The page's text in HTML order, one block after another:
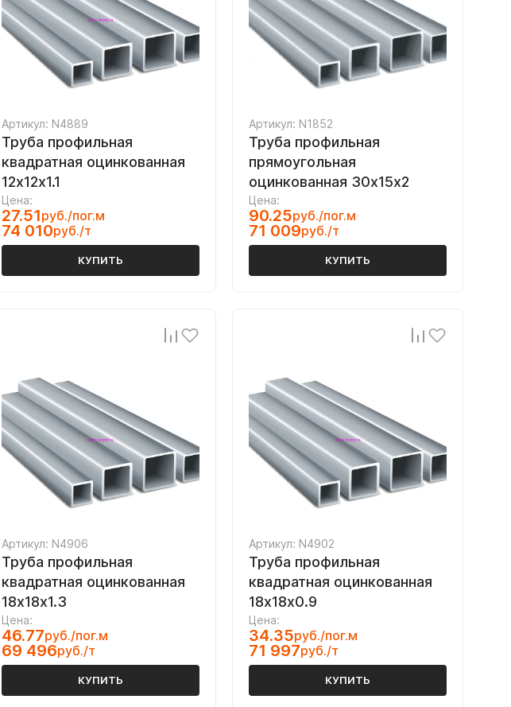
Артикул: N4889
Труба профильная
квадратная оцинкованная
12х12х1.1
Цена:
27.51руб./пог.м
74 010руб./т
КУПИТЬ
Артикул: N1852
Труба профильная
прямоугольная
оцинкованная 30х15х2
Цена:
90.25руб./пог.м
71 009руб./т
КУПИТЬ
Артикул: N4906
Труба профильная
квадратная оцинкованная
18х18х1.3
Цена:
46.77руб./пог.м
69 496руб./т
КУПИТЬ
Артикул: N4902
Труба профильная
квадратная оцинкованная
18х18х0.9
Цена:
34.35руб./пог.м
71 997руб./т
КУПИТЬ